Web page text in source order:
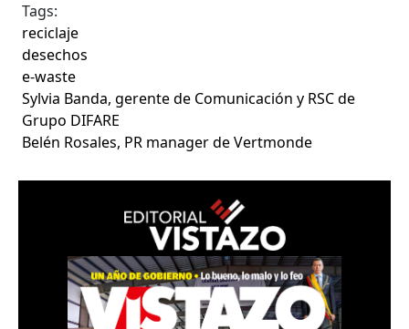
Tags:
reciclaje
desechos
e-waste
Sylvia Banda, gerente de Comunicación y RSC de
Grupo DIFARE
Belén Rosales, PR manager de Vertmonde